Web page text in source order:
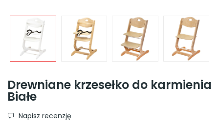
Drewniane krzesełko do karmienia
Białe
Napisz recenzję